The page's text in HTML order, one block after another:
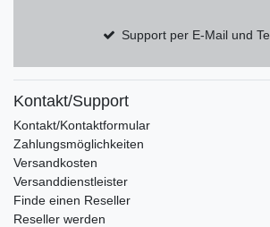
Support per E-Mail und
Kontakt/Support
Kontakt/Kontaktformular
Zahlungsmöglichkeiten
Versandkosten
Versanddienstleister
Finde einen Reseller
Reseller werden